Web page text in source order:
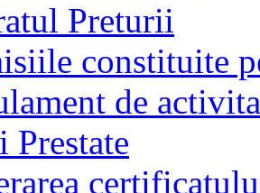
Preturii
constituite
de
Prestate